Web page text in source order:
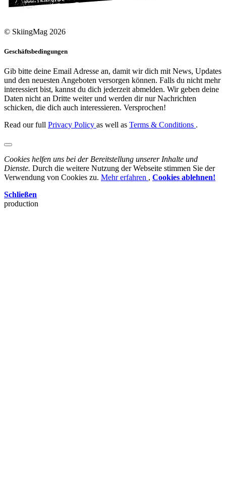
© SkiingMag 2026
Geschäftsbedingungen
Gib bitte deine Email Adresse an, damit wir dich mit News, Updates
und den neuesten Angeboten versorgen können. Falls du nicht mehr
interessiert bist, kannst du dich jederzeit abmelden. Wir geben deine
Daten nicht an Dritte weiter und werden dir nur Nachrichten
schicken, die dich auch interessieren. Versprochen!
Read our full Privacy Policy as well as Terms & Conditions .
Cookies helfen uns bei der Bereitstellung unserer Inhalte und
Dienste. Durch die weitere Nutzung der Webseite stimmen Sie der
Verwendung von Cookies zu. Mehr erfahren , Cookies ablehnen!
Schließen
production